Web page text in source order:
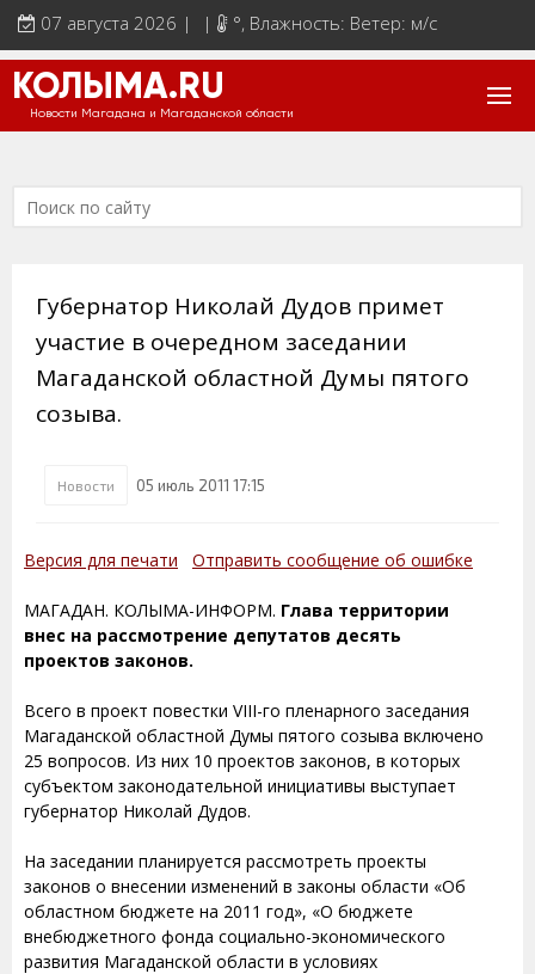
07 августа 2026 | | °, Влажность: Ветер: м/с
КОЛЫМА.RU
Новости Магадана и Магаданской области
Губернатор Николай Дудов примет
участие в очередном заседании
Магаданской областной Думы пятого
созыва.
Новости 05 июль 2011 17:15
Версия для печати Отправить сообщение об ошибке
МАГАДАН. КОЛЫМА-ИНФОРМ. Глава территории
внес на рассмотрение депутатов десять
проектов законов.
Всего в проект повестки VIII-го пленарного заседания
Магаданской областной Думы пятого созыва включено
25 вопросов. Из них 10 проектов законов, в которых
субъектом законодательной инициативы выступает
губернатор Николай Дудов.
На заседании планируется рассмотреть проекты
законов о внесении изменений в законы области «Об
областном бюджете на 2011 год», «О бюджете
внебюджетного фонда социально-экономического
развития Магаданской области в условиях